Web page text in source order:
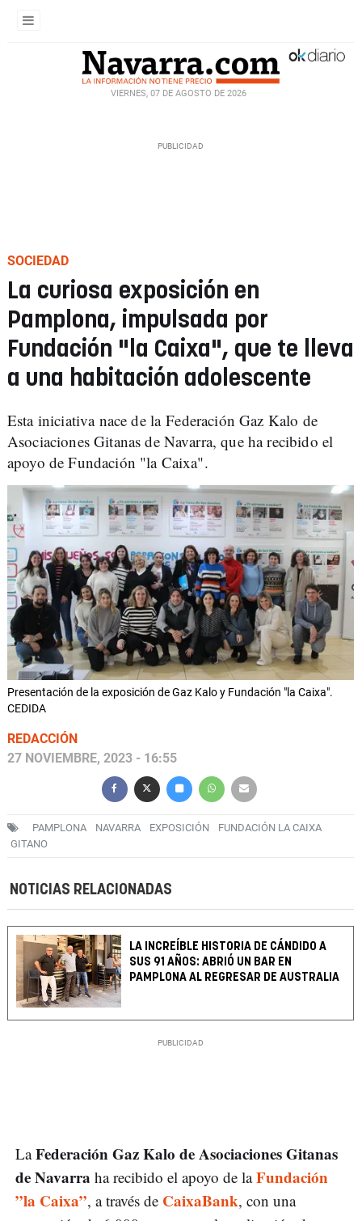
VIERNES, 07 DE AGOSTO DE 2026
SOCIEDAD
La curiosa exposición en
Pamplona, impulsada por
Fundación "la Caixa", que te lleva
a una habitación adolescente
Esta iniciativa nace de la Federación Gaz Kalo de
Asociaciones Gitanas de Navarra, que ha recibido el
apoyo de Fundación "la Caixa".
Presentación de la exposición de Gaz Kalo y Fundación "la Caixa".
CEDIDA
REDACCIÓN
27 NOVIEMBRE, 2023 - 16:55
PAMPLONA NAVARRA EXPOSICIÓN
FUNDACIÓN LA CAIXA
GITANO
NOTICIAS RELACIONADAS
LA INCREÍBLE HISTORIA DE CÁNDIDO A
SUS 91 AÑOS: ABRIÓ UN BAR EN
PAMPLONA AL REGRESAR DE AUSTRALIA
LaFederación Gaz Kalo de Asociaciones Gitanas
de Navarra ha recibido el apoyo de laFundación
”la Caixa”, a través de CaixaBank, con una